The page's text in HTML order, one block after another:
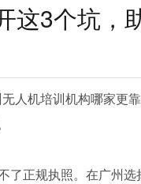
这3个坑，
人机培训机构哪家更
了正规执照。在广州